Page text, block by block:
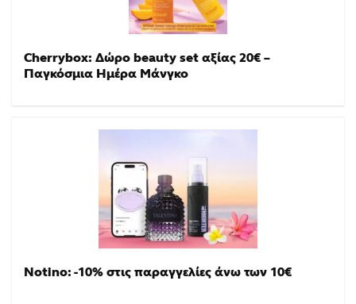
Cherrybox: Δώρο beauty set αξίας 20€ –
Παγκόσμια Ημέρα Μάνγκο
Notino: -10% στις παραγγελίες άνω των 10€